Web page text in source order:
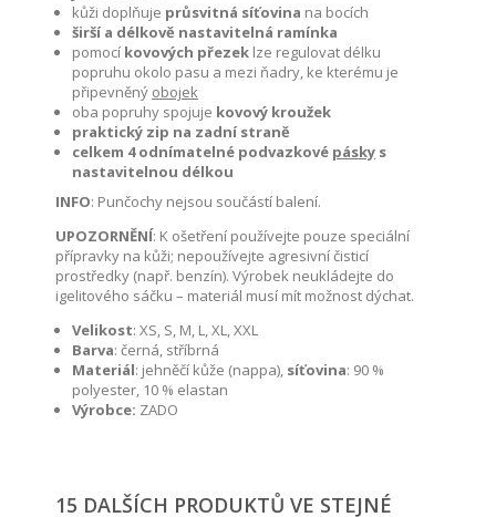
kůži doplňuje průsvitná síťovina na bocích
širší a délkově nastavitelná ramínka
pomocí kovových přezek lze regulovat délku
popruhu okolo pasu a mezi ňadry, ke kterému je
připevněný obojek
oba popruhy spojuje kovový kroužek
praktický zip na zadní straně
celkem 4 odnímatelné podvazkové pásky s
nastavitelnou délkou
INFO: Punčochy nejsou součástí balení.
UPOZORNĚNÍ: K ošetření používejte pouze speciální
přípravky na kůži; nepoužívejte agresivní čisticí
prostředky (např. benzín). Výrobek neukládejte do
igelitového sáčku – materiál musí mít možnost dýchat.
Velikost: XS, S, M, L, XL, XXL
Barva: černá, stříbrná
Materiál: jehněčí kůže (nappa), síťovina: 90 %
polyester, 10 % elastan
Výrobce: ZADO
15 DALŠÍCH PRODUKTŮ VE STEJNÉ